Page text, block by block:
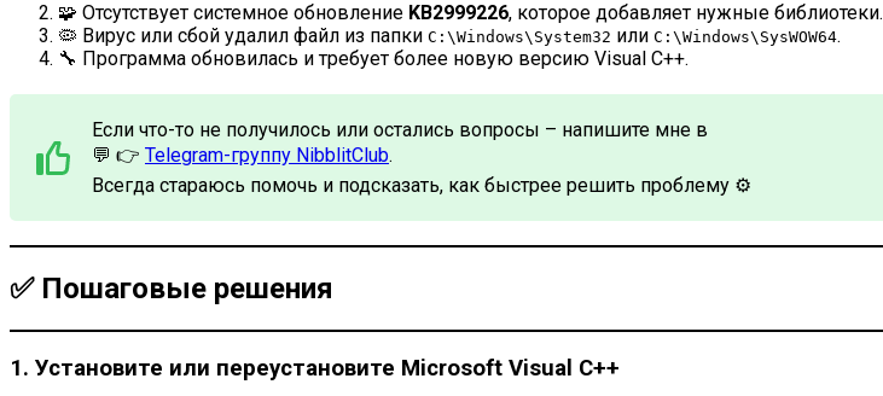
🧩 Отсутствует системное обновление KB2999226, которое добавляет нужные библиотеки.
🦠 Вирус или сбой удалил файл из папки C:\Windows\System32 или C:\Windows\SysWOW64.
🔧 Программа обновилась и требует более новую версию Visual C++.
Если что-то не получилось или остались вопросы – напишите мне в
💬 👉 Telegram-группу NibblitClub.
Всегда стараюсь помочь и подсказать, как быстрее решить проблему ⚙️
✅ Пошаговые решения
1. Установите или переустановите Microsoft Visual C++